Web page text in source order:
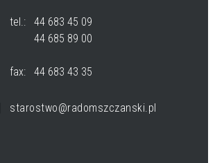
tel.:
44 683 45 09
44 685 89 00
fax: 44 683 43 35
starostwo@radomszczanski.pl